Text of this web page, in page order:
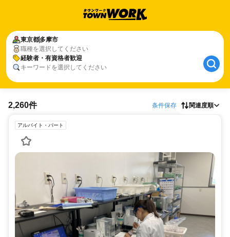
東京都多摩市
職種を選択してください
経験者・有資格者歓迎
キーワードを選択してください
2,260件 条件保存 関連度順
アルバイト・パート